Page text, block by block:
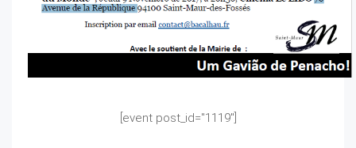
[event post_id="1119"]